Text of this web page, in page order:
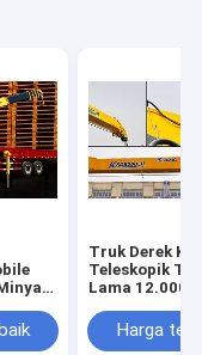
Truk Derek
Teleskopik
Lama 12.000
kg
Harga